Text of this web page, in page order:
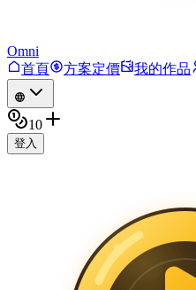
Omni
首頁
方案定價 我的作品
10
登入